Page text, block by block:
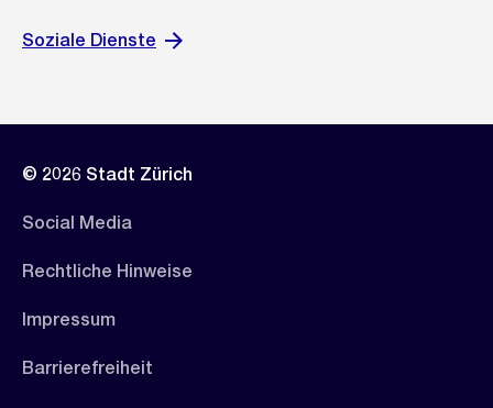
Soziale Dienste
© 2026 Stadt Zürich
Social Media
Rechtliche Hinweise
Impressum
Barrierefreiheit